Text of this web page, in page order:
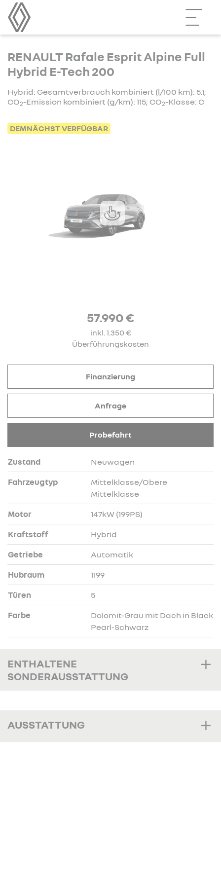
RENAULT Rafale Esprit Alpine Full
Hybrid E-Tech 200
Hybrid: Gesamtverbrauch kombiniert (l/100 km): 5.1;
CO2-Emission kombiniert (g/km): 115; CO2-Klasse: C
DEMNÄCHST VERFÜGBAR
57.990 €
inkl. 1.350 €
Überführungskosten
Zustand Neuwagen
Fahrzeugtyp
Mittelklasse/Obere
Mittelklasse
Motor 147kW (199PS)
Kraftstoff Hybrid
Getriebe Automatik
Hubraum 1199
Türen 5
Farbe
Dolomit-Grau mit Dach in Black
Pearl-Schwarz
Finanzierung
Anfrage
Probefahrt
ENTHALTENE
SONDERAUSSTATTUNG
AUSSTATTUNG